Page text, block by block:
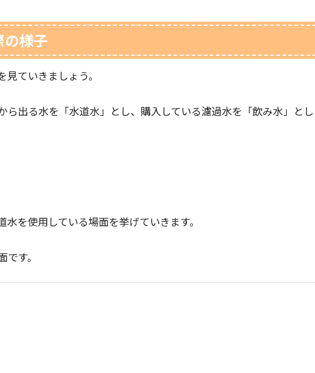
様子
ていきましょう。
ら出る水を「水道水」とし、購入している濾過水を「飲み水」とし
を使用している場面を挙げていきます。
す。